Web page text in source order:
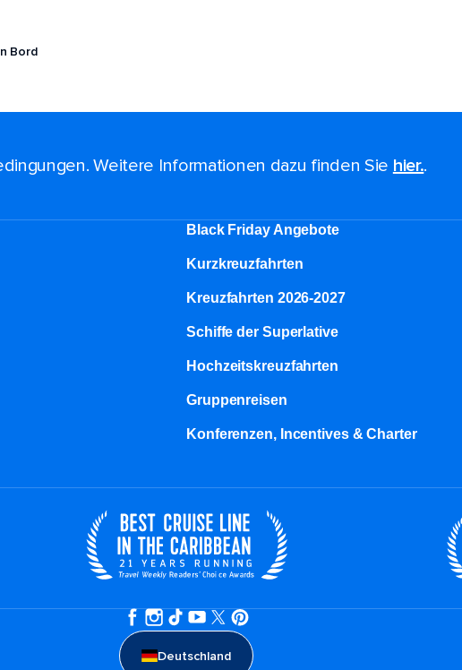
Bord
Weitere Informationen dazu finden Sie hier..
Black Friday Angebote
Kurzkreuzfahrten​
Kreuzfahrten 2026-2027
Schiffe der Superlative
Hochzeitskreuzfahrten
Gruppenreisen
Konferenzen, Incentives & Charter
Deutschland